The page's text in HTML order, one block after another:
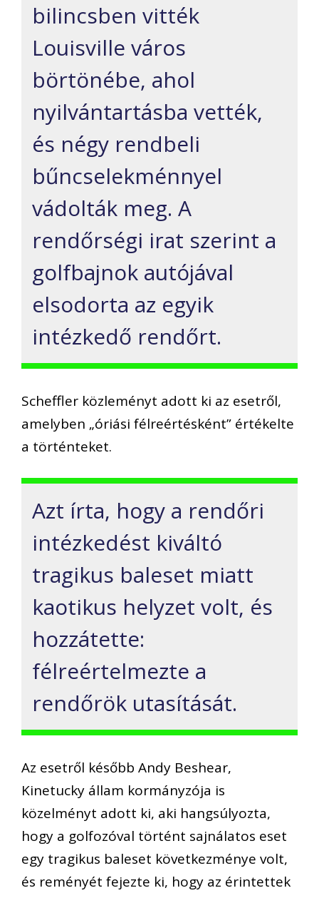
bilincsben vitték
Louisville város
börtönébe, ahol
nyilvántartásba vették,
és négy rendbeli
bűncselekménnyel
vádolták meg. A
rendőrségi irat szerint a
golfbajnok autójával
elsodorta az egyik
intézkedő rendőrt.
Scheffler közleményt adott ki az esetről,
amelyben „óriási félreértésként” értékelte
a történteket.
Azt írta, hogy a rendőri
intézkedést kiváltó
tragikus baleset miatt
kaotikus helyzet volt, és
hozzátette:
félreértelmezte a
rendőrök utasítását.
Az esetről később Andy Beshear,
Kinetucky állam kormányzója is
közelményt adott ki, aki hangsúlyozta,
hogy a golfozóval történt sajnálatos eset
egy tragikus baleset következménye volt,
és reményét fejezte ki, hogy az érintettek